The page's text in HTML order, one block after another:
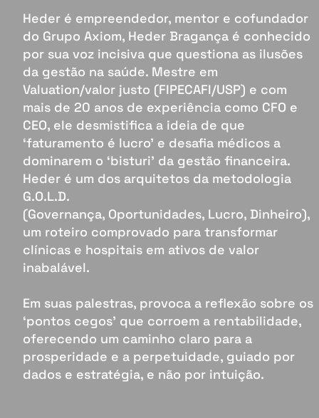
Heder é empreendedor, mentor e cofundador
do Grupo Axiom, Heder Bragança é conhecido
por sua voz incisiva que questiona as ilusões
da gestão na saúde. Mestre em
Valuation/valor justo (FIPECAFI/USP) e com
mais de 20 anos de experiência como CFO e
CEO, ele desmistifica a ideia de que
‘faturamento é lucro’ e desafia médicos a
dominarem o ‘bisturi’ da gestão financeira.
Heder é um dos arquitetos da metodologia
G.O.L.D.
(Governança, Oportunidades, Lucro, Dinheiro),
um roteiro comprovado para transformar
clínicas e hospitais em ativos de valor
inabalável.
Em suas palestras, provoca a reflexão sobre os
‘pontos cegos’ que corroem a rentabilidade,
oferecendo um caminho claro para a
prosperidade e a perpetuidade, guiado por
dados e estratégia, e não por intuição.